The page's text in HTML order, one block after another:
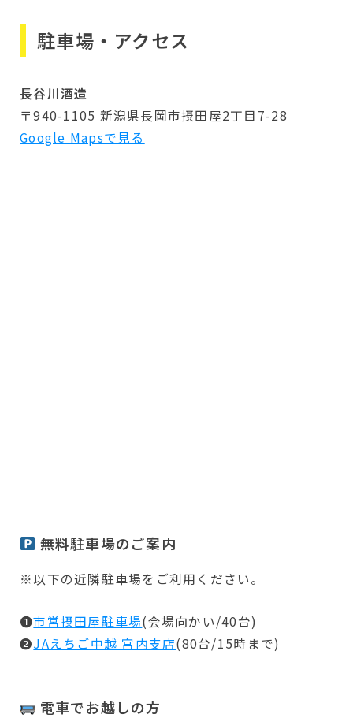
駐車場・アクセス
長谷川酒造
〒940-1105 新潟県長岡市摂田屋2丁目7-28
Google Mapsで見る
無料駐車場のご案内
※以下の近隣駐車場をご利用ください。
❶市営摂田屋駐車場(会場向かい/40台)
❷JAえちご中越 宮内支店(80台/15時まで)
電車でお越しの方